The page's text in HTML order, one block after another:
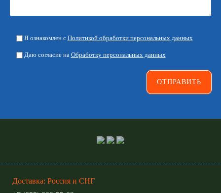
Я ознакомлен с Политикой обработки персональных данных
Даю согласие на Обработку персональных данных
Доставка: Россия и СНГ